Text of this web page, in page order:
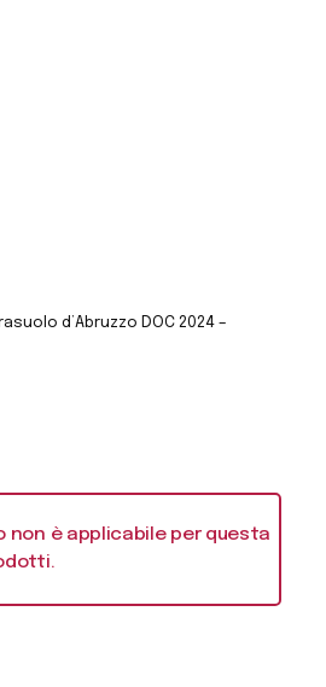
d’Abruzzo DOC 2024 –
non è applicabile per questa